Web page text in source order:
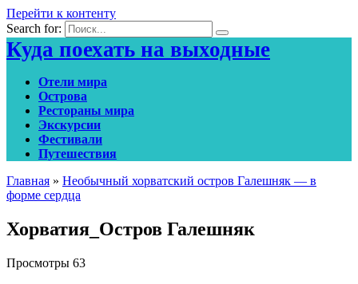
Перейти к контенту
Search for:
Куда поехать на выходные
Отели мира
Острова
Рестораны мира
Экскурсии
Фестивали
Путешествия
Главная » Необычный хорватский остров Галешняк — в
форме сердца
Хорватия_Остров Галешняк
Просмотры 63